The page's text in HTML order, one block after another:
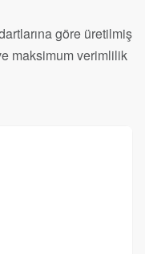
göre üretilmiş
maksimum verimlilik